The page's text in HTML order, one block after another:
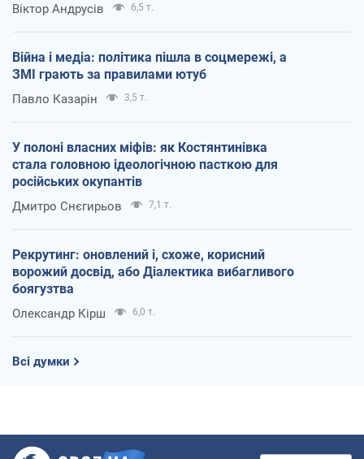
Віктор Андрусів 6,5 т.
Війна і медіа: політика пішла в соцмережі, а
ЗМІ грають за правилами ютуб
Павло Казарін 3,5 т.
У полоні власних міфів: як Костянтинівка
стала головною ідеологічною пасткою для
російських окупантів
Дмитро Снєгирьов 7,1 т.
Рекрутинг: оновлений і, схоже, корисний
ворожий досвід, або Діалектика вибагливого
боягузтва
Олександр Кірш 6,0 т.
Всі думки